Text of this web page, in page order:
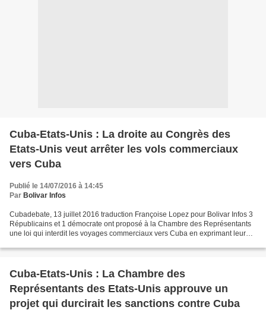
Cuba-Etats-Unis : La droite au Congrès des
Etats-Unis veut arrêter les vols commerciaux
vers Cuba
Publié le 14/07/2016 à 14:45
Par Bolivar Infos
Cubadebate, 13 juillet 2016 traduction Françoise Lopez pour Bolivar Infos 3
Républicains et 1 démocrate ont proposé à la Chambre des Représentants
une loi qui interdit les voyages commerciaux vers Cuba en exprimant leur
Cuba-Etats-Unis : La Chambre des
Représentants des Etats-Unis approuve un
projet qui durcirait les sanctions contre Cuba